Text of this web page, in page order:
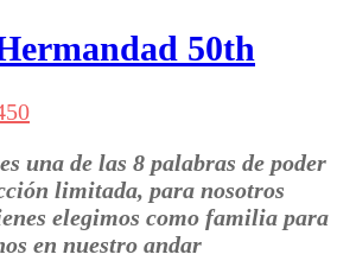
tiene
múltiples
opciones
se
pueden
elegir
en
50th
El
actual
es:
$9.450.
una de las 8 palabras de poder
limitada, para nosotros
elegimos como familia para
en nuestro andar